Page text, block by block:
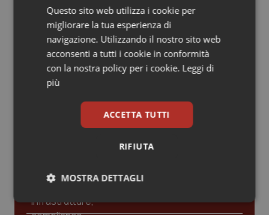
Oncologia & Nutrizione
Psoriasi & pelle
Quotidiano Cardiologia
Quotidiano Chirurgia
Napoli. Medico preso a pugni dal
marito della paziente incinta
Ultime analisi e review da QS Pro
compliance, GDPR e Risk management
Questo sito web utilizza i cookie per
migliorare la tua esperienza di
navigazione. Utilizzando il nostro sito web
acconsenti a tutti i cookie in conformità
con la nostra policy per i cookie. Leggi di
più
ACCETTA TUTTI
RIFIUTA
MOSTRA DETTAGLI
Necessari Statistici Marketing